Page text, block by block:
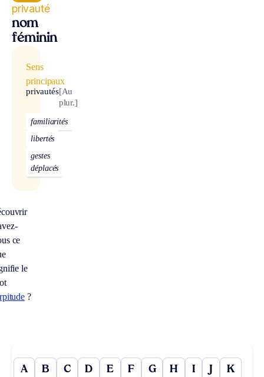
privauté
nom
féminin
Sens
principaux
privautés[Au
plur.]
familiarités
libertés
gestes
déplacés
ce
le
?
A B C D E F G H I J K